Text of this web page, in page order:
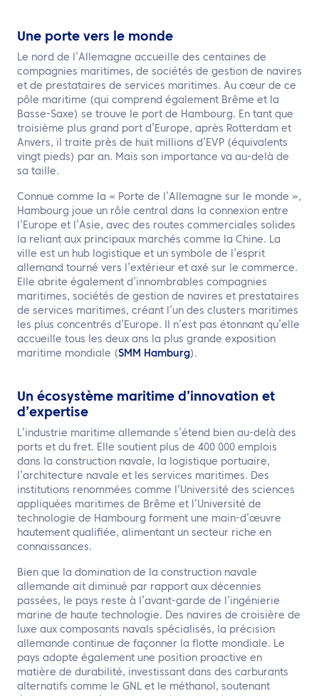
Une porte vers le monde
Le nord de l’Allemagne accueille des centaines de
compagnies maritimes, de sociétés de gestion de navires
et de prestataires de services maritimes. Au cœur de ce
pôle maritime (qui comprend également Brême et la
Basse-Saxe) se trouve le port de Hambourg. En tant que
troisième plus grand port d’Europe, après Rotterdam et
Anvers, il traite près de huit millions d’EVP (équivalents
vingt pieds) par an. Mais son importance va au-delà de
sa taille.
Connue comme la « Porte de l’Allemagne sur le monde »,
Hambourg joue un rôle central dans la connexion entre
l’Europe et l’Asie, avec des routes commerciales solides
la reliant aux principaux marchés comme la Chine. La
ville est un hub logistique et un symbole de l’esprit
allemand tourné vers l’extérieur et axé sur le commerce.
Elle abrite également d’innombrables compagnies
maritimes, sociétés de gestion de navires et prestataires
de services maritimes, créant l’un des clusters maritimes
les plus concentrés d’Europe. Il n’est pas étonnant qu’elle
accueille tous les deux ans la plus grande exposition
maritime mondiale (SMM Hamburg).
Un écosystème maritime d’innovation et
d’expertise
L’industrie maritime allemande s’étend bien au-delà des
ports et du fret. Elle soutient plus de 400 000 emplois
dans la construction navale, la logistique portuaire,
l’architecture navale et les services maritimes. Des
institutions renommées comme l’Université des sciences
appliquées maritimes de Brême et l’Université de
technologie de Hambourg forment une main-d’œuvre
hautement qualifiée, alimentant un secteur riche en
connaissances.
Bien que la domination de la construction navale
allemande ait diminué par rapport aux décennies
passées, le pays reste à l’avant-garde de l’ingénierie
marine de haute technologie. Des navires de croisière de
luxe aux composants navals spécialisés, la précision
allemande continue de façonner la flotte mondiale. Le
pays adopte également une position proactive en
matière de durabilité, investissant dans des carburants
alternatifs comme le GNL et le méthanol, soutenant